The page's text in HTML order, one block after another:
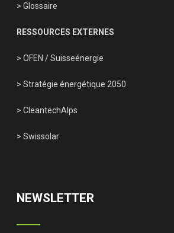
> Glossaire
RESSOURCES EXTERNES
> OFEN /Suisseénergie
> Stratégie énergétique 2050
> CleantechAlps
> Swissolar
NEWSLETTER